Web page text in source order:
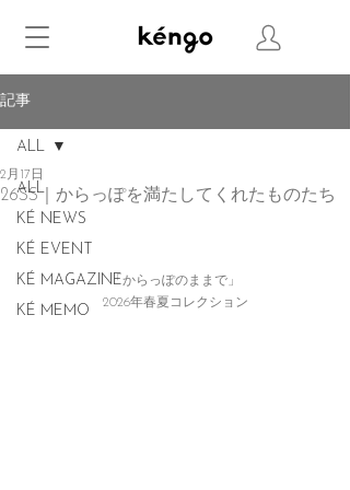
記事
ALL
KÉ NEWS
KÉ EVENT
KÉ MAGAZINE
KÉ MEMO
ALL
26SS｜からっぽを満たしてくれたものたち
2月17日
「からっぽのままで」
2026年春夏コレクション